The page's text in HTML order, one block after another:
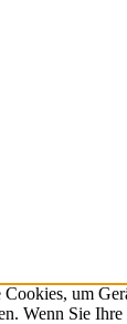
um
Wenn Sie